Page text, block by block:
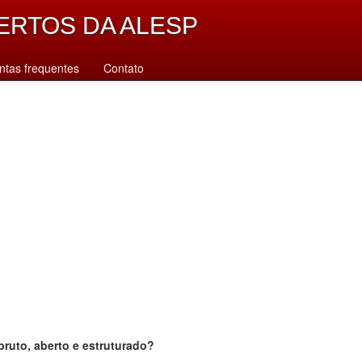
DA ALESP
frequentes Contato
aberto e estruturado?